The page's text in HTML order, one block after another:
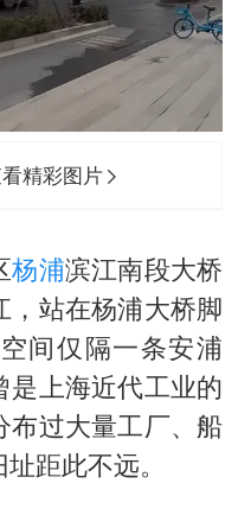
精彩图片
杨浦滨江南段大桥
，站在杨浦大桥脚
间仅隔一条安浦
是上海近代工业的
布过大量工厂、船
距此不远。